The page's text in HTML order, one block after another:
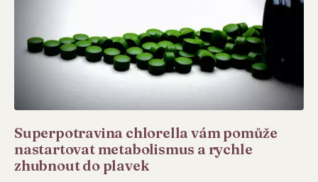
Superpotravina chlorella vám pomůže
nastartovat metabolismus a rychle
zhubnout do plavek